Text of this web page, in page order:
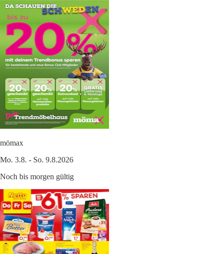
mömax
Mo. 3.8. - So. 9.8.2026
Noch bis morgen gültig